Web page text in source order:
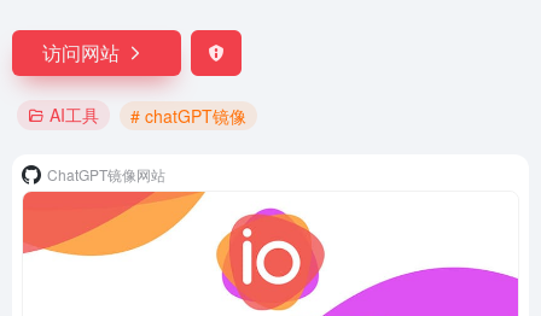
访问网站
AI工具 # chatGPT镜像
ChatGPT镜像网站